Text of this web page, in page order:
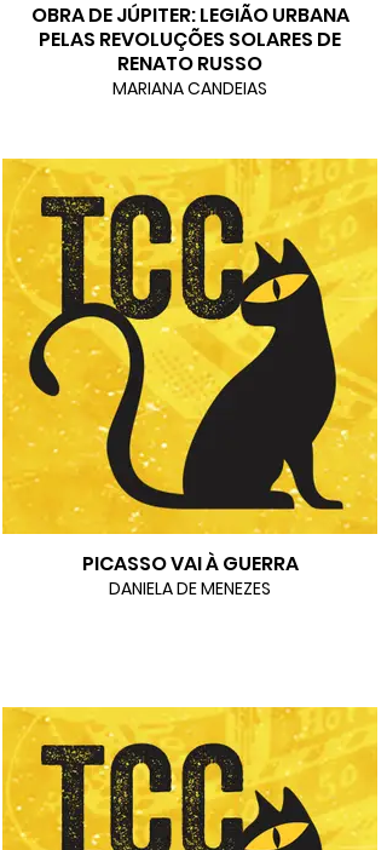
OBRA DE JÚPITER: LEGIÃO URBANA
PELAS REVOLUÇÕES SOLARES DE
RENATO RUSSO
MARIANA CANDEIAS
PICASSO VAI À GUERRA
DANIELA DE MENEZES